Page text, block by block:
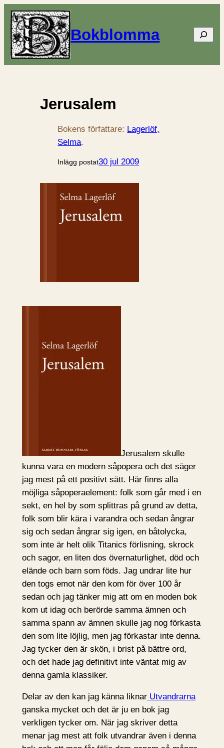
Bokblomma Sök
Jerusalem
Bokens författare: Lagerlöf,
Selma.
Inlägg postat30 jul 2009
Jerusalem skulle
kunna vara en modern såpopera och det säger
jag mest på ett positivt sätt. Här finns alla
möjliga såpoperaelement: folk som går med i en
sekt, en hel by som splittras på grund av detta,
folk som blir kära i varandra och sedan ångrar
sig och sedan ångrar sig igen, en båtolycka,
som inte är helt olik Titanics förlisning, skrock
och sagor, en liten dos övernaturlighet, död och
elände och barn som föds. Jag undrar lite hur
den togs emot när den kom för över 100 år
sedan och jag tänker mig att om en moden bok
kom ut idag och berörde samma ämnen och
samma spann av ämnen skulle jag nog förkasta
den som lite löjlig, men jag förkastar inte denna.
Jag tycker den är skön, i brist på bättre ord,
och det hade jag definitivt inte väntat mig av
denna gamla klassiker.
Delar av den kan jag känna liknarUtvandrarna
ganska mycket och det är ju en bok jag
verkligen tycker om. När jag skriver detta
menar jag mest att folk utvandrar även i denna